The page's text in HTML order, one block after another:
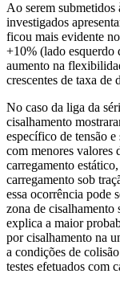
Ao serem submetidos
investigados
ficou mais evidente
+10% (lado esquerdo
aumento na
crescentes de taxa de
No caso da liga da
cisalhamento
específico de tensão
com menores valores
carregamento
carregamento sob
essa ocorrência pode
zona de cisalhamento
explica a maior
por cisalhamento na
a condições de
testes efetuados com